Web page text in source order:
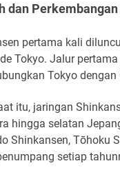
dan
pertama kali
Tokyo. Jalur
Tokyo dengan
itu, jaringan
hingga selatan
Shinkansen, Tōhoku
setiap